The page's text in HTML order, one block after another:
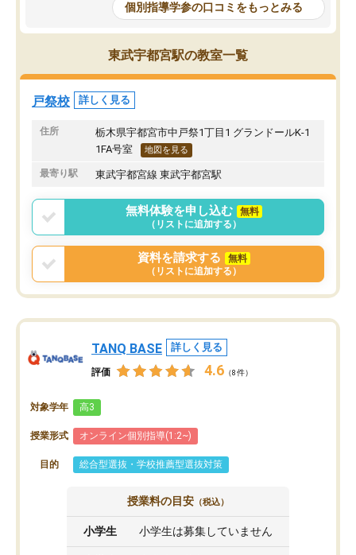
個別指導学参の口コミをもっとみる
東武宇都宮駅の教室一覧
戸祭校 詳しく見る
住所
栃木県宇都宮市中戸祭1丁目1 グランドールK-1
1FA号室
地図を見る
最寄り駅 東武宇都宮線 東武宇都宮駅
無料体験を申し込む
無料
（リストに追加する）
資料を請求する
無料
（リストに追加する）
TANQ BASE 詳しく見る
評価 4.6 （8件）
対象学年 高3
授業形式 オンライン個別指導(1:2~)
目的 総合型選抜・学校推薦型選抜対策
授業料の目安 （税込）
小学生 小学生は募集していません